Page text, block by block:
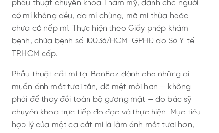
phẫu thuật chuyên khoa Thẩm mỹ, dành cho người
có mí không đều, da mí chùng, mỡ mí thừa hoặc
chưa có nếp mí. Thực hiện theo Giấy phép khám
bệnh, chữa bệnh số 10036/HCM-GPHĐ do Sở Y tế
TP.HCM cấp.
Phẫu thuật cắt mí tại BonBoz dành cho những ai
muốn ánh mắt tươi tắn, đỡ mệt mỏi hơn — không
phải để thay đổi toàn bộ gương mặt — do bác sỹ
chuyên khoa trực tiếp đo đạc và thực hiện. Mục tiêu
hợp lý của một ca cắt mí là làm ánh mắt tươi hơn,